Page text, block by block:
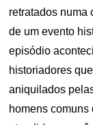
retratados numa
de um evento
episódio
historiadores
aniquilados
homens